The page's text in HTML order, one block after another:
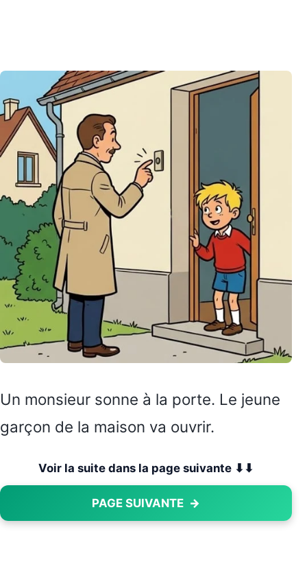
Un monsieur sonne à la porte. Le jeune
garçon de la maison va ouvrir.
Voir la suite dans la page suivante ⬇⬇
PAGE SUIVANTE →